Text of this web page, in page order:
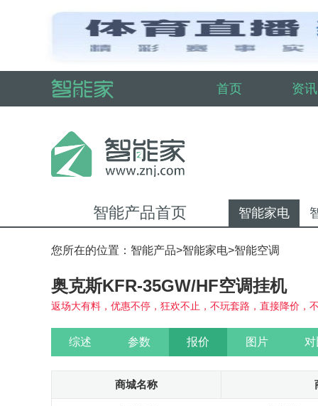
首页 资讯
智能产品首页 智能家电
您所在的位置： 智能产品>智能家电>智能空调
奥克斯KFR-35GW/HF空调挂机
返场大有料，优惠不停，狂欢不止，不玩套路，直接降价，
综述 参数 报价 图片 对
商城名称